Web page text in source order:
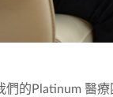
們的Platinum 醫